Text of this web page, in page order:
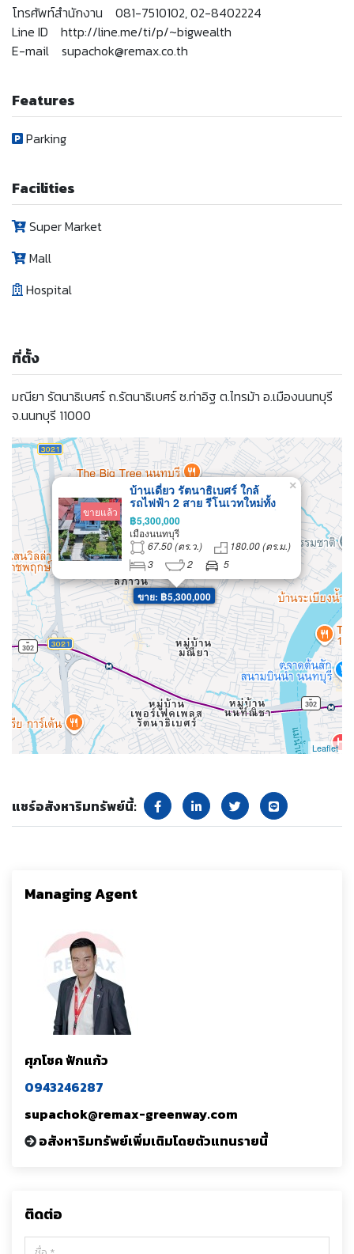
โทรศัพท์สำนักงาน 081-7510102, 02-8402224
Line ID http://line.me/ti/p/~bigwealth
E-mail supachok@remax.co.th
Features
Parking
Facilities
Super Market
Mall
Hospital
ที่ตั้ง
มณียา รัตนาธิเบศร์ ถ.รัตนาธิเบศร์ ซ.ท่าอิฐ ต.ไทรม้า อ.เมืองนนทบุรี
จ.นนทบุรี 11000
ขาย: ฿5,300,000
ขายแล้ว
บ้านเดี่ยว รัตนาธิเบศร์ ใกล้
รถไฟฟ้า 2 สาย รีโนเวทใหม่ทั้ง
หลัง มณียา ท่าอิฐ พร้อมอยู่ทันที
ทำเลดี เหมาะสำหรับอยู่อาศัยหรือ
ทำ Home Office ราคาสุดคุ้ม
฿5,300,000
เมืองนนทบุรี
67.50 (ตร.ว.)
180.00 (ตร.ม.)
3
2 5
×
Leaflet
แชร์อสังหาริมทรัพย์นี้:
Managing Agent
ศุภโชค ฟักแก้ว
0943246287
supachok@remax-greenway.com
อสังหาริมทรัพย์เพิ่มเติมโดยตัวแทนรายนี้
ติดต่อ